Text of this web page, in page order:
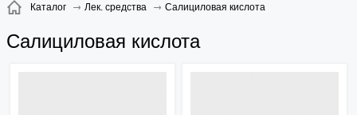
Каталог Лек. средства Салициловая кислота
Салициловая кислота